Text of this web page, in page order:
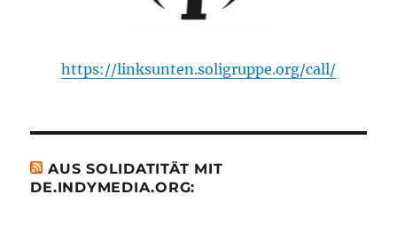
https://linksunten.soligruppe.org/call/
AUS SOLIDATITÄT MIT
DE.INDYMEDIA.ORG: